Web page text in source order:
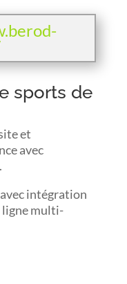
sports de
et
avec
intégration
ligne multi-